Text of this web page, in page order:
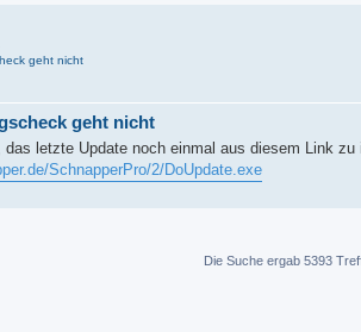
geht nicht
geht nicht
letzte Update noch einmal aus diesem Link zu
SchnapperPro/2/DoUpdate.exe
Die Suche ergab 5393